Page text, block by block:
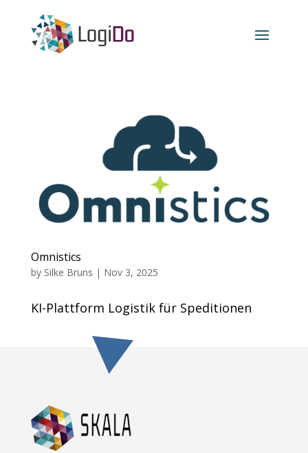
Omnistics
by Silke Bruns | Nov 3, 2025
KI-Plattform Logistik für Speditionen